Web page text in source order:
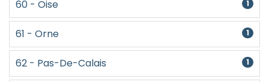
60 - Oise 1
61 - Orne 1
62 - Pas-De-Calais 1